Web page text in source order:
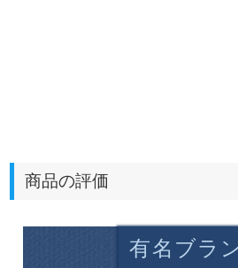
商品の評価
有名ブラ